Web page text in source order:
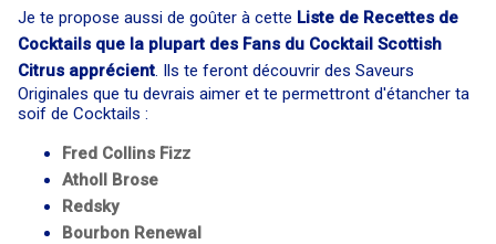
Je te propose aussi de goûter à cette Liste de Recettes de
Cocktails que la plupart des Fans du Cocktail Scottish
Citrus apprécient. Ils te feront découvrir des Saveurs
Originales que tu devrais aimer et te permettront d'étancher ta
soif de Cocktails :
Fred Collins Fizz
Atholl Brose
Redsky
Bourbon Renewal